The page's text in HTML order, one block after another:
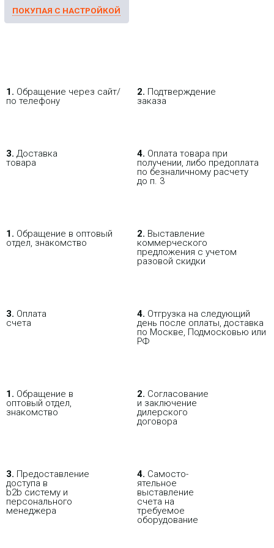
Switch Flex XG
Коммутатор UBIQUITI Pro
КУПИТЬ
ПОКУПАЯ С НАСТРОЙКОЙ
1. Обращение через сайт/
по телефону
2. Подтверждение
заказа
3. Доставка
товара
4. Оплата товара при
получении, либо предоплата
по безналичному расчету
до п. 3
1. Обращение в оптовый
отдел, знакомство
2. Выставление
коммерческого
предложения с учетом
разовой скидки
3. Оплата
счета
4. Отгрузка на следующий
день после оплаты, доставка
по Москве, Подмосковью или
РФ
1. Обращение в
оптовый отдел,
знакомство
2. Согласование
и заключение
дилерского
договора
3. Пре­до­ста­вле­ние
доступа в
b2b систему и
персо­нального
мене­джера
4. Само­сто­-
ятель­ное
выставление
счета на
требуемое
оборудование